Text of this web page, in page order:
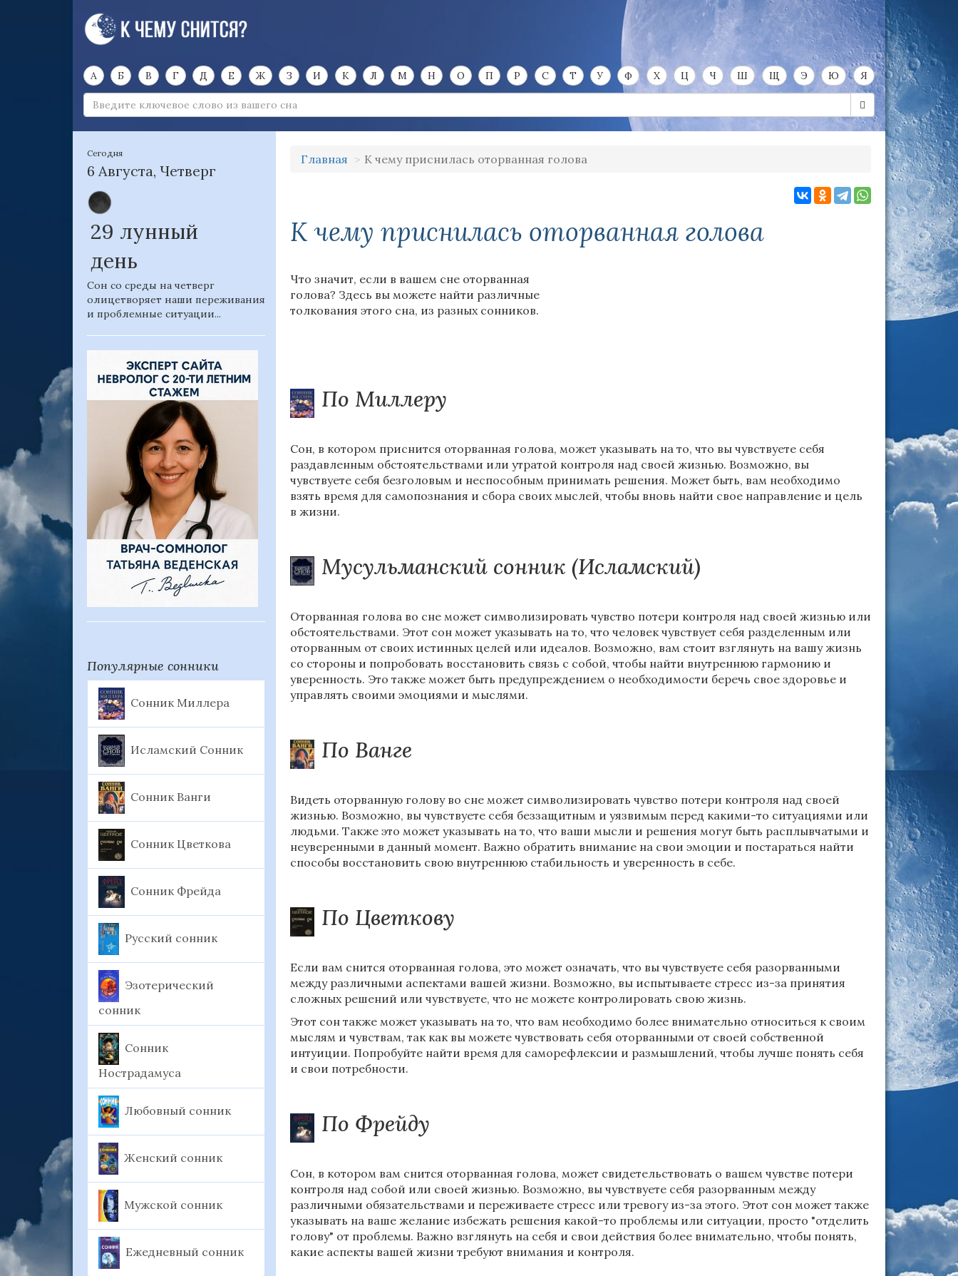
А Б В Г Д Е Ж З И К Л М Н О П Р С Т У Ф Х Ц Ч Ш Щ Э Ю Я
Сегодня
6 Августа, Четверг
29 лунный
день
Сон со среды на четверг
олицетворяет наши переживания
и проблемные ситуации...
Популярные сонники
Сонник Миллера
Исламский Сонник
Сонник Ванги
Сонник Цветкова
Сонник Фрейда
Русский сонник
Эзотерический
сонник
Сонник
Нострадамуса
Любовный сонник
Женский сонник
Мужской сонник
Ежедневный сонник
Главная К чему приснилась оторванная голова
К чему приснилась оторванная голова
Что значит, если в вашем сне оторванная
голова? Здесь вы можете найти различные
толкования этого сна, из разных сонников.
По Миллеру
Сон, в котором приснится оторванная голова, может указывать на то, что вы чувствуете себя
раздавленным обстоятельствами или утратой контроля над своей жизнью. Возможно, вы
чувствуете себя безголовым и неспособным принимать решения. Может быть, вам необходимо
взять время для самопознания и сбора своих мыслей, чтобы вновь найти свое направление и цель
в жизни.
Мусульманский сонник (Исламский)
Оторванная голова во сне может символизировать чувство потери контроля над своей жизнью или
обстоятельствами. Этот сон может указывать на то, что человек чувствует себя разделенным или
оторванным от своих истинных целей или идеалов. Возможно, вам стоит взглянуть на вашу жизнь
со стороны и попробовать восстановить связь с собой, чтобы найти внутреннюю гармонию и
уверенность. Это также может быть предупреждением о необходимости беречь свое здоровье и
управлять своими эмоциями и мыслями.
По Ванге
Видеть оторванную голову во сне может символизировать чувство потери контроля над своей
жизнью. Возможно, вы чувствуете себя беззащитным и уязвимым перед какими-то ситуациями или
людьми. Также это может указывать на то, что ваши мысли и решения могут быть расплывчатыми и
неуверенными в данный момент. Важно обратить внимание на свои эмоции и постараться найти
способы восстановить свою внутреннюю стабильность и уверенность в себе.
По Цветкову
Если вам снится оторванная голова, это может означать, что вы чувствуете себя разорванными
между различными аспектами вашей жизни. Возможно, вы испытываете стресс из-за принятия
сложных решений или чувствуете, что не можете контролировать свою жизнь.
Этот сон также может указывать на то, что вам необходимо более внимательно относиться к своим
мыслям и чувствам, так как вы можете чувствовать себя оторванными от своей собственной
интуиции. Попробуйте найти время для саморефлексии и размышлений, чтобы лучше понять себя
и свои потребности.
По Фрейду
Сон, в котором вам снится оторванная голова, может свидетельствовать о вашем чувстве потери
контроля над собой или своей жизнью. Возможно, вы чувствуете себя разорванным между
различными обязательствами и переживаете стресс или тревогу из-за этого. Этот сон может также
указывать на ваше желание избежать решения какой-то проблемы или ситуации, просто "отделить
голову" от проблемы. Важно взглянуть на себя и свои действия более внимательно, чтобы понять,
какие аспекты вашей жизни требуют внимания и контроля.